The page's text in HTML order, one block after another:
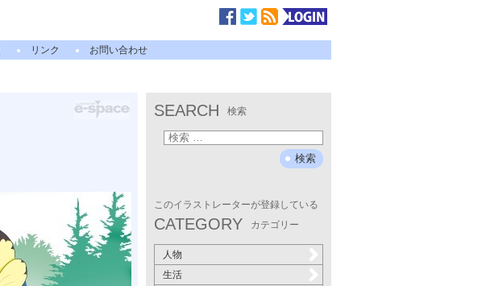
リンク お問い合わせ
SEARCH 検索
このイラストレーターが登録している
CATEGORY カテゴリー
人物
生活